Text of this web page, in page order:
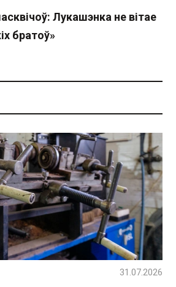
Лукашэнка не вітае
братоў»
31.07.2026